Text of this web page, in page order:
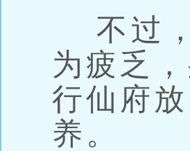
不过，
为疲乏
行仙府
养。